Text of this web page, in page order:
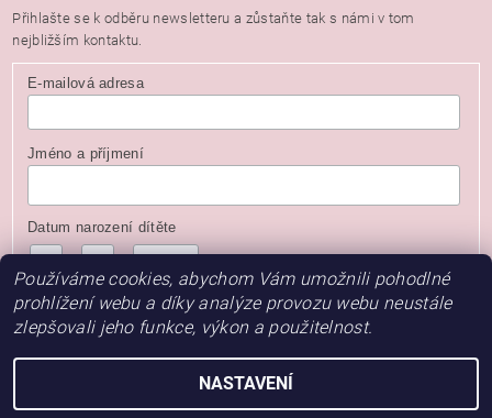
Přihlašte se k odběru newsletteru a zůstaňte tak s námi v tom
nejbližším kontaktu.
E-mailová adresa
Jméno a příjmení
Datum narození dítěte
2026 © Baby Store, všechna práva vyhrazena
Používáme cookies, abychom Vám umožnili pohodlné
prohlížení webu a díky analýze provozu webu neustále
zlepšovali jeho funkce, výkon a použitelnost.
NASTAVENÍ